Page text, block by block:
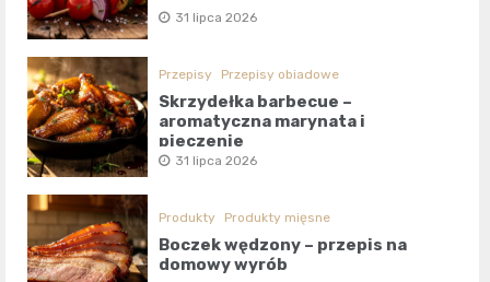
31 lipca 2026
Przepisy Przepisy obiadowe
Skrzydełka barbecue –
aromatyczna marynata i
pieczenie
31 lipca 2026
Produkty Produkty mięsne
Boczek wędzony – przepis na
domowy wyrób